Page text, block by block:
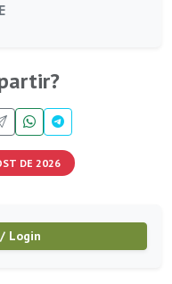
DE 2026
Login